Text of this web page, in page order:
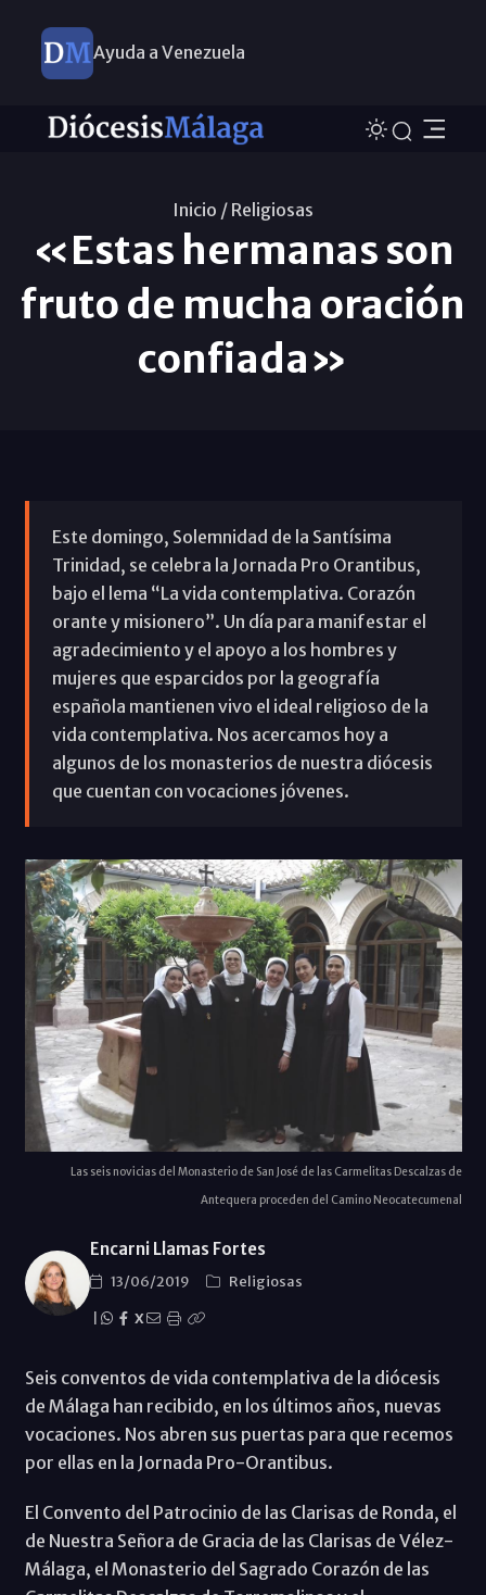
Ayuda a Venezuela
Inicio / Religiosas
«Estas hermanas son
fruto de mucha oración
confiada»
Este domingo, Solemnidad de la Santísima
Trinidad, se celebra la Jornada Pro Orantibus,
bajo el lema “La vida contemplativa. Corazón
orante y misionero”. Un día para manifestar el
agradecimiento y el apoyo a los hombres y
mujeres que esparcidos por la geografía
española mantienen vivo el ideal religioso de la
vida contemplativa. Nos acercamos hoy a
algunos de los monasterios de nuestra diócesis
que cuentan con vocaciones jóvenes.
Las seis novicias del Monasterio de San José de las Carmelitas Descalzas de
Antequera proceden del Camino Neocatecumenal
Encarni Llamas Fortes
13/06/2019
Religiosas
X
Seis conventos de vida contemplativa de la diócesis
de Málaga han recibido, en los últimos años, nuevas
vocaciones. Nos abren sus puertas para que recemos
por ellas en la Jornada Pro-Orantibus.
El Convento del Patrocinio de las Clarisas de Ronda, el
de Nuestra Señora de Gracia de las Clarisas de Vélez-
Málaga, el Monasterio del Sagrado Corazón de las